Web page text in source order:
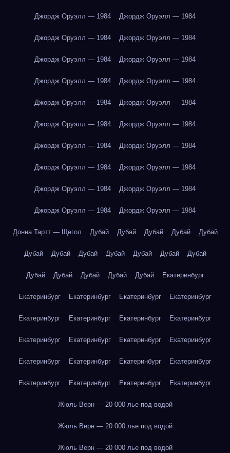
Джордж Оруэлл — 1984 Джордж Оруэлл — 1984
Джордж Оруэлл — 1984 Джордж Оруэлл — 1984
Джордж Оруэлл — 1984 Джордж Оруэлл — 1984
Джордж Оруэлл — 1984 Джордж Оруэлл — 1984
Джордж Оруэлл — 1984 Джордж Оруэлл — 1984
Джордж Оруэлл — 1984 Джордж Оруэлл — 1984
Джордж Оруэлл — 1984 Джордж Оруэлл — 1984
Джордж Оруэлл — 1984 Джордж Оруэлл — 1984
Джордж Оруэлл — 1984 Джордж Оруэлл — 1984
Джордж Оруэлл — 1984 Джордж Оруэлл — 1984
Донна Тартт — Щегол Дубай Дубай Дубай Дубай Дубай
Дубай Дубай Дубай Дубай Дубай Дубай Дубай
Дубай Дубай Дубай Дубай Дубай Екатеринбург
Екатеринбург Екатеринбург Екатеринбург Екатеринбург
Екатеринбург Екатеринбург Екатеринбург Екатеринбург
Екатеринбург Екатеринбург Екатеринбург Екатеринбург
Екатеринбург Екатеринбург Екатеринбург Екатеринбург
Екатеринбург Екатеринбург Екатеринбург Екатеринбург
Жюль Верн — 20 000 лье под водой
Жюль Верн — 20 000 лье под водой
Жюль Верн — 20 000 лье под водой